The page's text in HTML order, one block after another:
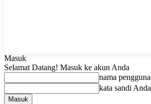
Masuk
Selamat Datang! Masuk ke akun Anda
nama pengguna
kata sandi Anda